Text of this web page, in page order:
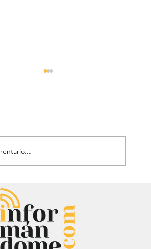
John Lennon, que era de
regresó al Quindío y
sobre memoria y